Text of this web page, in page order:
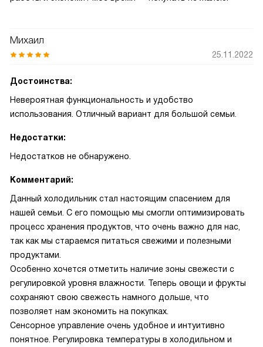
Михаил
25.11.2022
Достоинства:
Невероятная функциональность и удобство
использования. Отличный вариант для большой семьи.
Недостатки:
Недостатков не обнаружено.
Комментарий:
Данный холодильник стал настоящим спасением для
нашей семьи. С его помощью мы смогли оптимизировать
процесс хранения продуктов, что очень важно для нас,
так как мы стараемся питаться свежими и полезными
продуктами.
Особенно хочется отметить наличие зоны свежести с
регулировкой уровня влажности. Теперь овощи и фрукты
сохраняют свою свежесть намного дольше, что
позволяет нам экономить на покупках.
Сенсорное управление очень удобное и интуитивно
понятное. Регулировка температуры в холодильном и